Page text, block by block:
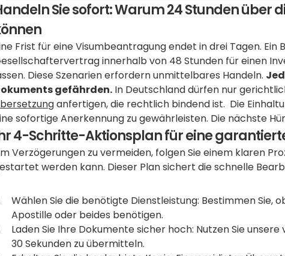
Sie sofort: Warum 24 Stunden über
Frist für eine Visumbeantragung endet in drei Tagen. Ein
innerhalb von 48 Stunden für einen
Diese Szenarien erfordern unmittelbares Handeln.
gefährden. In Deutschland dürfen nur
anfertigen, die rechtlich bindend ist.  Die
sofortige Anerkennung zu gewährleisten. Die nächste
4-Schritte-Aktionsplan für eine
Verzögerungen zu vermeiden, folgen Sie einem klaren
werden kann. Dieser Plan sichert die schnelle
Wählen Sie die benötigte Dienstleistung: Bestimmen Sie,
Apostille oder beides benötigen.
Laden Sie Ihre Dokumente sicher hoch: Nutzen Sie
30 Sekunden zu übermitteln.